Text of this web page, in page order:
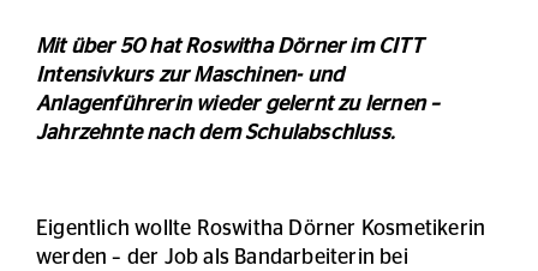
Mit über 50 hat Roswitha Dörner im CITT
Intensivkurs zur Maschinen- und
Anlagenführerin wieder gelernt zu lernen –
Jahrzehnte nach dem Schulabschluss.
Eigentlich wollte Roswitha Dörner Kosmetikerin
werden – der Job als Bandarbeiterin bei